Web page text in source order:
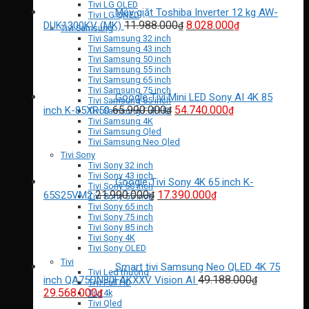
Tivi LG OLED
Tivi LG QNED
Tivi Samsung
Tivi Samsung 32 inch
Tivi Samsung 43 inch
Tivi Samsung 50 inch
Tivi Samsung 55 inch
Tivi Samsung 65 inch
Tivi Samsung 75 inch
Tivi Samsung 85 inch
Tivi Samsung Full HD
Tivi Samsung 4K
Tivi Samsung Qled
Tivi Samsung Neo Qled
Tivi Sony
Tivi Sony 32 inch
Tivi Sony 43 inch
Tivi Sony 50 inch
Tivi Sony 55 inch
Tivi Sony 65 inch
Tivi Sony 75 inch
Tivi Sony 85 inch
Tivi Sony 4K
Tivi Sony OLED
Tivi
Tivi Led thường
Tivi Full HD
Tivi 4k
Tivi Qled
Máy giặt Toshiba Inverter 12 kg AW-
DUK1300KV (MK) 11.988.000₫ Giá
8.028.000₫Giá
Google Tivi Mini LED Sony AI 4K 85
inch K-85XR50 65.990.000₫ Giá
là:
65.990.000₫.
54.740.000₫Giá
Google Tivi Sony 4K 65 inch K-
65S25VM2 21.990.000₫ Giá
17.390.000₫Giá
Smart tivi Samsung Neo QLED 4K 75
inch QA75QN80FAKXXV Vision AI 49.188.000₫
Giá
29.568.000₫Giá
hiện